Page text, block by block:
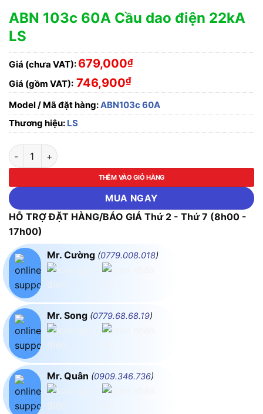
ABN 103c 60A Cầu dao điện 22kA
LS
Giá (chưa VAT): 679,000₫
Giá (gồm VAT): 746,900₫
Model / Mã đặt hàng:ABN103c 60A
Thương hiệu: LS
ABN 103c 60A Cầu dao điện 22kA LS số lượng
THÊM VÀO GIỎ HÀNG
MUA NGAY
HỖ TRỢ ĐẶT HÀNG/BÁO GIÁ Thứ 2 - Thứ 7 (8h00 -
17h00)
Mr. Cường (0779.008.018)
Mr. Song (0779.68.68.19)
Mr. Quân (0909.346.736)